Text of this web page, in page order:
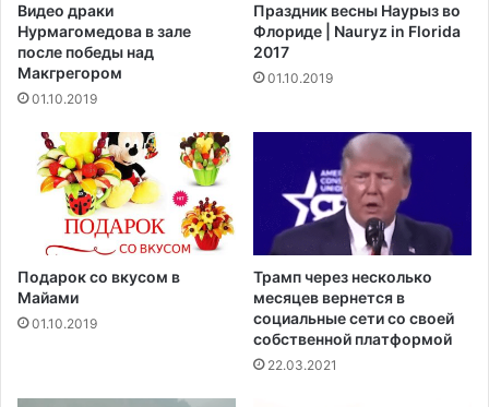
с
и
с
в
я
к
р
ы
и
т
о
о
а
Ф
о
Видео драки
Нурмагомедова в зале
после победы над
Макгрегором‍
01.10.2019
Праздник весны Наурыз во
Флориде | Nauryz in Florida
2017
01.10.2019
Подарок со вкусом в
Майами
01.10.2019
Трамп через несколько
месяцев вернется в
социальные сети со своей
собственной платформой
22.03.2021